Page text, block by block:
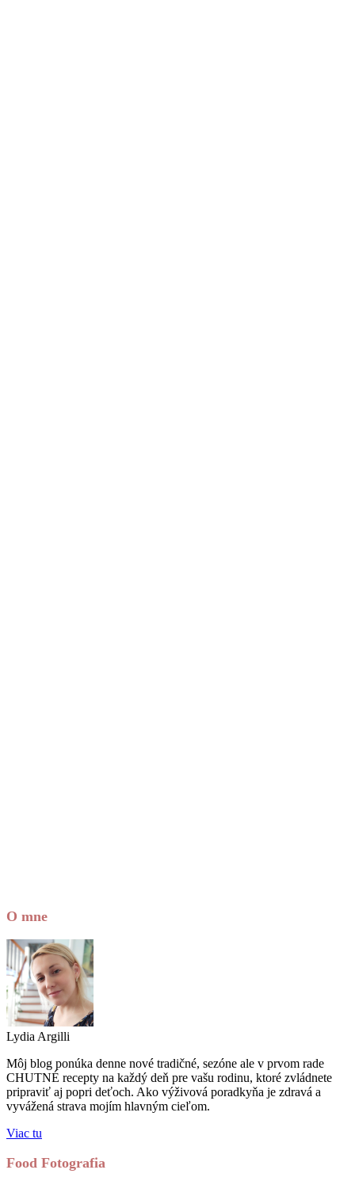
O mne
Lydia Argilli
Môj blog ponúka denne nové tradičné, sezóne ale v prvom rade
CHUTNÉ recepty na každý deň pre vašu rodinu, ktoré zvládnete
pripraviť aj popri deťoch. Ako výživová poradkyňa je zdravá a
vyvážená strava mojím hlavným cieľom.
Viac tu
Food Fotografia